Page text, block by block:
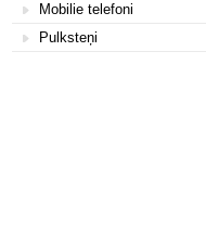
Mobilie telefoni
Pulksteņi